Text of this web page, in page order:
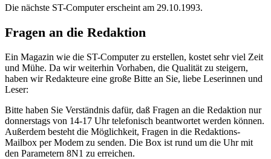
Die nächste ST-Computer erscheint am 29.10.1993.
Fragen an die Redaktion
Ein Magazin wie die ST-Computer zu erstellen, kostet sehr viel Zeit
und Mühe. Da wir weiterhin Vorhaben, die Qualität zu steigern,
haben wir Redakteure eine große Bitte an Sie, liebe Leserinnen und
Leser:
Bitte haben Sie Verständnis dafür, daß Fragen an die Redaktion nur
donnerstags von 14-17 Uhr telefonisch beantwortet werden können.
Außerdem besteht die Möglichkeit, Fragen in die Redaktions-
Mailbox per Modem zu senden. Die Box ist rund um die Uhr mit
den Parametern 8N1 zu erreichen.